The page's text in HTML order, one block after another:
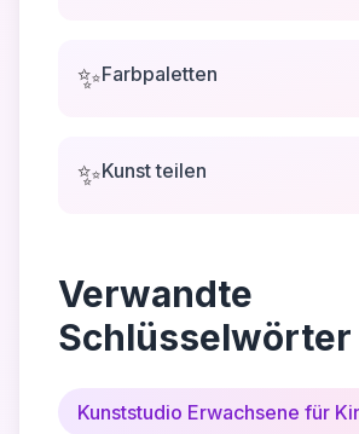
✨Farbpaletten
✨Kunst teilen
Verwandte
Schlüsselwörter
Kunststudio Erwachsene für